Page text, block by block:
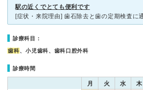
駅の近くでとても便利です
診療科目：
歯科、小児歯科、歯科口腔外科
診療時間
月 火 水 木